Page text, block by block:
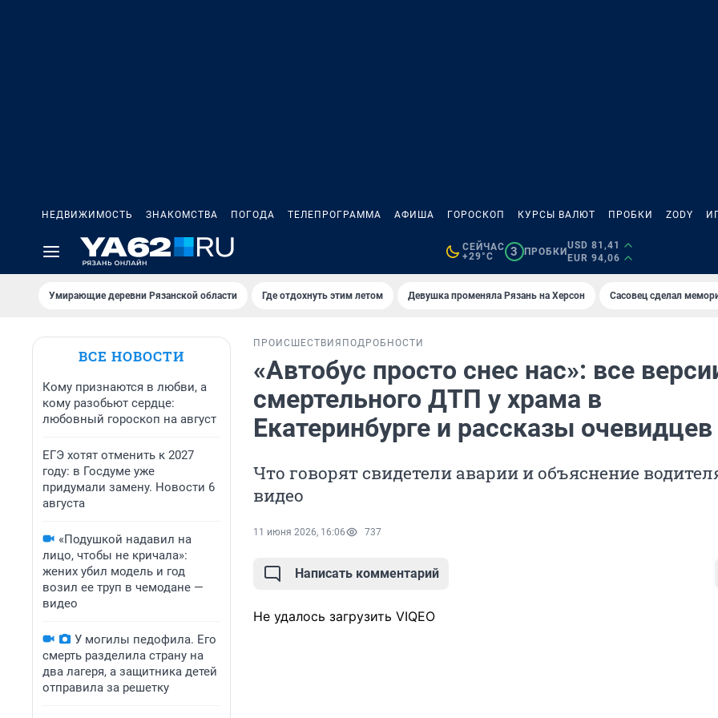
НЕДВИЖИМОСТЬ ЗНАКОМСТВА ПОГОДА ТЕЛЕПРОГРАММА АФИША ГОРОСКОП КУРСЫ ВАЛЮТ ПРОБКИ ZODY
СЕЙЧАС
+29°C
3 ПРОБКИ
USD 81,41
EUR 94,06
Умирающие деревни Рязанской области Где отдохнуть этим летом Девушка променяла Рязань на Херсон Сасовец сделал
ВСЕ НОВОСТИ
Кому признаются в любви, а
кому разобьют сердце:
любовный гороскоп на август
ЕГЭ хотят отменить к 2027
году: в Госдуме уже
придумали замену. Новости 6
августа
«Подушкой надавил на
лицо, чтобы не кричала»:
жених убил модель и год
возил ее труп в чемодане —
видео
У могилы педофила. Его
смерть разделила страну на
два лагеря, а защитника детей
отправила за решетку
ПРОИСШЕСТВИЯ ПОДРОБНОСТИ
«Автобус просто снес нас»: все
смертельного ДТП у храма в
Екатеринбурге и рассказы очевидцев
Что говорят свидетели аварии и объяснение
видео
11 июня 2026, 16:06 737
Написать комментарий
Не удалось загрузить VIQEO